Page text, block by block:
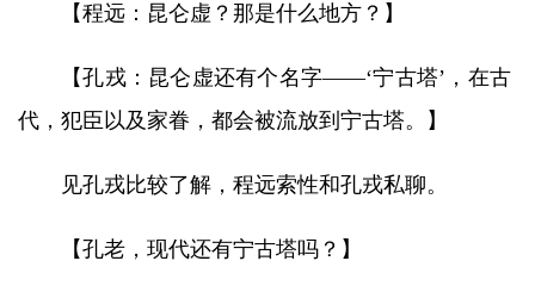
【程远：昆仑虚？那是什么地方？】
【孔戎：昆仑虚还有个名字——‘宁古塔’，在古
代，犯臣以及家眷，都会被流放到宁古塔。】
见孔戎比较了解，程远索性和孔戎私聊。
【孔老，现代还有宁古塔吗？】